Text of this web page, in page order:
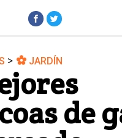
Coches
Financiero
Hoteles
> JARDÍN
de